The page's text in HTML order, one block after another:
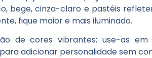
bege, cinza-claro e pastéis
fique maior e mais iluminado.
de cores vibrantes; use-as em
adicionar personalidade sem